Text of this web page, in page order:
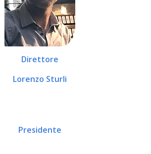
Direttore
Lorenzo Sturli
Presidente